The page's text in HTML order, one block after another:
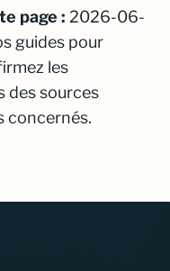
page : 2026-06-
guides pour
les
des sources
concernés.